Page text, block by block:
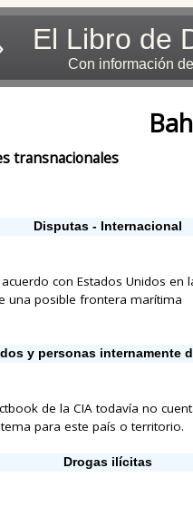
El Libro de
Con información
transnacionales
Disputas - Internacional
con Estados Unidos en
una posible frontera marítima
y personas internamente
de la CIA todavía no
para este país o territorio.
Drogas ilícitas